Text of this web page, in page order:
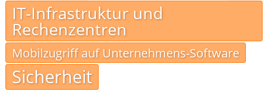
IT-Infrastruktur und
Rechenzentren
Mobilzugriff auf Unternehmens-Software
Sicherheit